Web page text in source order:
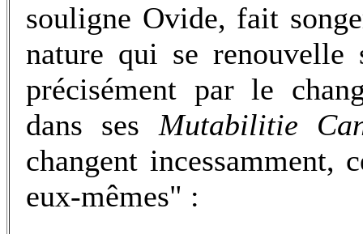
souligne Ovide, fait
nature qui se renouvelle
précisément par le
dans ses Mutabilitie
changent incessamment,
eux-mêmes" :